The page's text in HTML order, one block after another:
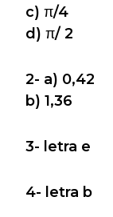
c) π/4
d) π/ 2
2- a) 0,42
b) 1,36
3- letra e
4- letra b